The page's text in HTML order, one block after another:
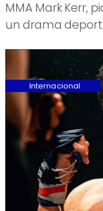
MMA Mark Kerr,
un drama
Internacional